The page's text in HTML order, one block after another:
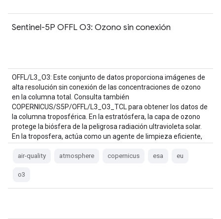
Sentinel-5P OFFL O3: Ozono sin conexión
OFFL/L3_O3: Este conjunto de datos proporciona imágenes de
alta resolución sin conexión de las concentraciones de ozono
en la columna total. Consulta también
COPERNICUS/S5P/OFFL/L3_O3_TCL para obtener los datos de
la columna troposférica. En la estratósfera, la capa de ozono
protege la biósfera de la peligrosa radiación ultravioleta solar.
En la troposfera, actúa como un agente de limpieza eficiente,
air-quality atmosphere copernicus esa eu
o3